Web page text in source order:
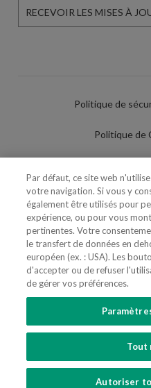
RECEVOIR LES MISES À
Politique de
Politique de
Politique
Utilisation
SUIVEZ-
Advogados e Consultores,
Created
Par défaut, ce site web
votre navigation. Si vous y
également être utilisés pour
expérience, ou pour vous
pertinentes. Votre
le transfert de données en
européen (ex. : USA). Les
d'accepter ou de refuser
de gérer vos préférences.
Tout
Autoriser